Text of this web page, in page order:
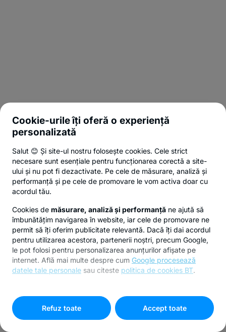
Cookie-urile îți oferă o experiență
personalizată
Salut 😊 Și site-ul nostru folosește cookies. Cele strict
necesare sunt esențiale pentru funcționarea corectă a site-
ului și nu pot fi dezactivate. Pe cele de măsurare, analiză și
performanță și pe cele de promovare le vom activa doar cu
acordul tău.
Cookies de măsurare, analiză și performanță ne ajută să
îmbunătățim navigarea în website, iar cele de promovare ne
permit să îți oferim publicitate relevantă. Dacă îți dai acordul
pentru utilizarea acestora, partenerii noștri, precum Google,
le pot folosi pentru personalizarea anunțurilor afișate pe
internet. Află mai multe despre cum Google procesează
datele tale personale sau citeste politica de cookies BT.
cookies"
Refuz toate
Accept toate